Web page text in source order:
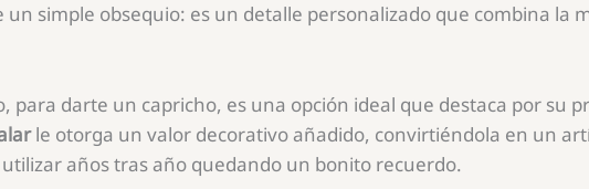
un simple obsequio: es un detalle personalizado que combina la
darte un capricho, es una opción ideal que destaca por su
le otorga un valor decorativo añadido, convirtiéndola en un
años tras año quedando un bonito recuerdo.